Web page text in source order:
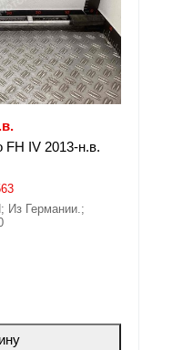
FH IV 2013-н.в.
Из Германии.;